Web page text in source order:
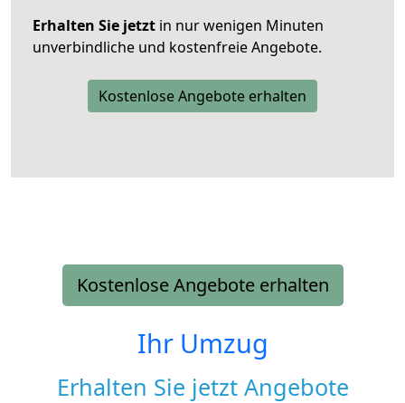
Erhalten Sie jetzt in nur wenigen Minuten
unverbindliche und kostenfreie Angebote.
Kostenlose Angebote erhalten
Kostenlose Angebote erhalten
Ihr Umzug
Erhalten Sie jetzt Angebote